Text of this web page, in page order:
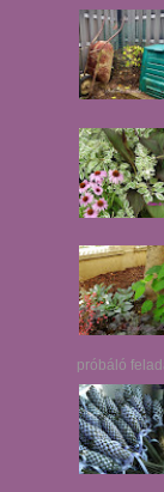
próbáló